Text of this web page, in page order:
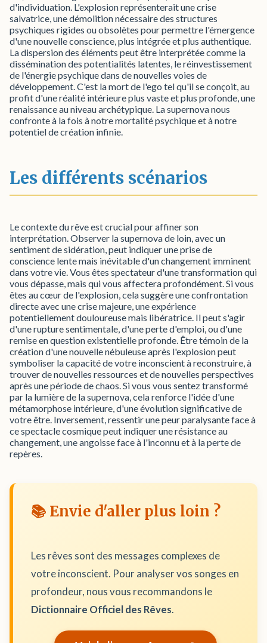
d'individuation. L'explosion représenterait une crise
salvatrice, une démolition nécessaire des structures
psychiques rigides ou obsolètes pour permettre l'émergence
d'une nouvelle conscience, plus intégrée et plus authentique.
La dispersion des éléments peut être interprétée comme la
dissémination des potentialités latentes, le réinvestissement
de l'énergie psychique dans de nouvelles voies de
développement. C'est la mort de l'ego tel qu'il se conçoit, au
profit d'une réalité intérieure plus vaste et plus profonde, une
renaissance au niveau archétypique. La supernova nous
confronte à la fois à notre mortalité psychique et à notre
potentiel de création infinie.
Les différents scénarios
Le contexte du rêve est crucial pour affiner son
interprétation. Observer la supernova de loin, avec un
sentiment de sidération, peut indiquer une prise de
conscience lente mais inévitable d'un changement imminent
dans votre vie. Vous êtes spectateur d'une transformation qui
vous dépasse, mais qui vous affectera profondément. Si vous
êtes au cœur de l'explosion, cela suggère une confrontation
directe avec une crise majeure, une expérience
potentiellement douloureuse mais libératrice. Il peut s'agir
d'une rupture sentimentale, d'une perte d'emploi, ou d'une
remise en question existentielle profonde. Être témoin de la
création d'une nouvelle nébuleuse après l'explosion peut
symboliser la capacité de votre inconscient à reconstruire, à
trouver de nouvelles ressources et de nouvelles perspectives
après une période de chaos. Si vous vous sentez transformé
par la lumière de la supernova, cela renforce l'idée d'une
métamorphose intérieure, d'une évolution significative de
votre être. Inversement, ressentir une peur paralysante face à
ce spectacle cosmique peut indiquer une résistance au
changement, une angoisse face à l'inconnu et à la perte de
repères.
📚 Envie d'aller plus loin ?
Les rêves sont des messages complexes de
votre inconscient. Pour analyser vos songes en
profondeur, nous vous recommandons le
Dictionnaire Officiel des Rêves.